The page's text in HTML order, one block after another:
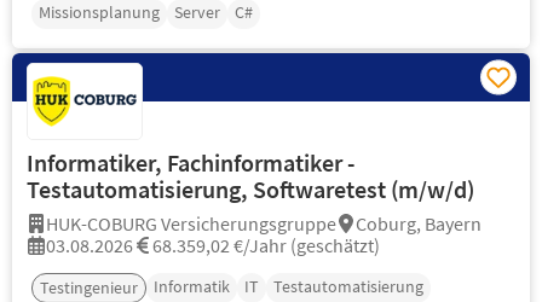
Missionsplanung
Server C#
Informatiker, Fachinformatiker -
Testautomatisierung, Softwaretest (m/w/d)
HUK-COBURG Versicherungsgruppe
Coburg, Bayern
03.08.2026
68.359,02 €/Jahr (geschätzt)
Testingenieur Informatik IT
Testautomatisierung